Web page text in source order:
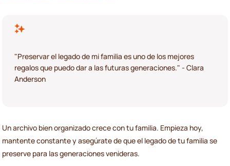
"Preservar el legado de mi familia es uno de los mejores
regalos que puedo dar a las futuras generaciones." - Clara
Anderson
Un archivo bien organizado crece con tu familia. Empieza hoy,
mantente constante y asegúrate de que el legado de tu familia se
preserve para las generaciones venideras.